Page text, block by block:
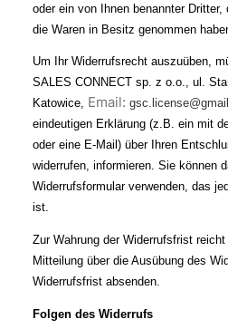
oder ein von Ihnen benannter Dritter,
die Waren in Besitz genommen
Um Ihr Widerrufsrecht auszuüben,
SALES CONNECT sp. z o.o., ul.
Katowice, Email:
eindeutigen Erklärung (z.B. ein mit
oder eine E-Mail) über Ihren
widerrufen, informieren. Sie können
Widerrufsformular verwenden, das
ist.
Zur Wahrung der Widerrufsfrist
Mitteilung über die Ausübung des
Widerrufsfrist absenden.
Folgen des Widerrufs